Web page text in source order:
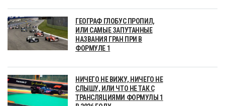
ГЕОГРАФ ГЛОБУС ПРОПИЛ,
ИЛИ САМЫЕ ЗАПУТАННЫЕ
НАЗВАНИЯ ГРАН ПРИ В
ФОРМУЛЕ 1
НИЧЕГО НЕ ВИЖУ, НИЧЕГО НЕ
СЛЫШУ, ИЛИ ЧТО НЕ ТАК С
ТРАНСЛЯЦИЯМИ ФОРМУЛЫ 1